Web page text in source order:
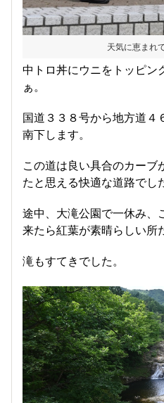
天気に恵まれ
中トロ丼にウニをトッピン
ぁ。
国道３３８号から地方道４
南下します。
この道は良い具合のカーブ
たと思える快適な道路でし
途中、大滝公園で一休み、
来たら紅葉が素晴らしい所
滝もすてきでした。